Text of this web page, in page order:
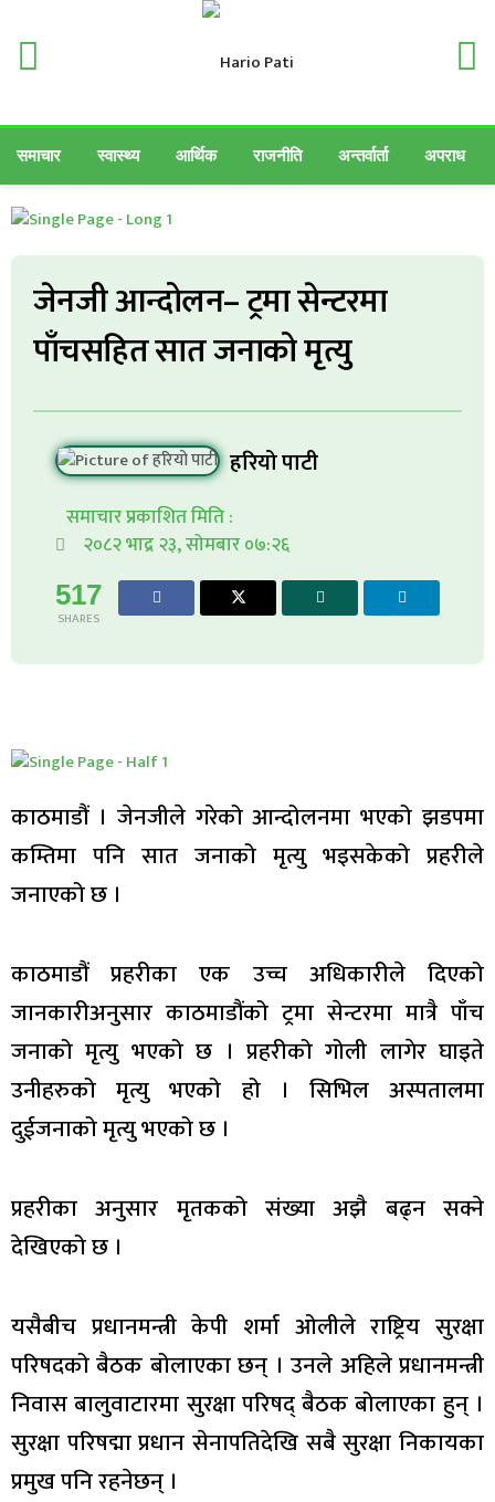
समाचार स्वास्थ्य आर्थिक राजनीति अन्तर्वार्ता अपराध
जेनजी आन्दोलन– ट्रमा सेन्टरमा
पाँचसहित सात जनाको मृत्यु
हरियो पाटी
समाचार प्रकाशित मिति :
२०८२ भाद्र २३, सोमबार ०७:२६
517
SHARES
काठमाडौं । जेनजीले गरेको आन्दोलनमा भएको झडपमा
कम्तिमा पनि सात जनाको मृत्यु भइसकेको प्रहरीले
जनाएको छ ।
काठमाडौं प्रहरीका एक उच्च अधिकारीले दिएको
जानकारीअनुसार काठमाडौंको ट्रमा सेन्टरमा मात्रै पाँच
जनाको मृत्यु भएको छ । प्रहरीको गोली लागेर घाइते
उनीहरुको मृत्यु भएको हो । सिभिल अस्पतालमा
दुईजनाको मृत्यु भएको छ ।
प्रहरीका अनुसार मृतकको संख्या अझै बढ्न सक्ने
देखिएको छ ।
यसैबीच प्रधानमन्त्री केपी शर्मा ओलीले राष्ट्रिय सुरक्षा
परिषदको बैठक बोलाएका छन् । उनले अहिले प्रधानमन्त्री
निवास बालुवाटारमा सुरक्षा परिषद् बैठक बोलाएका हुन् ।
सुरक्षा परिषद्मा प्रधान सेनापतिदेखि सबै सुरक्षा निकायका
प्रमुख पनि रहनेछन् ।